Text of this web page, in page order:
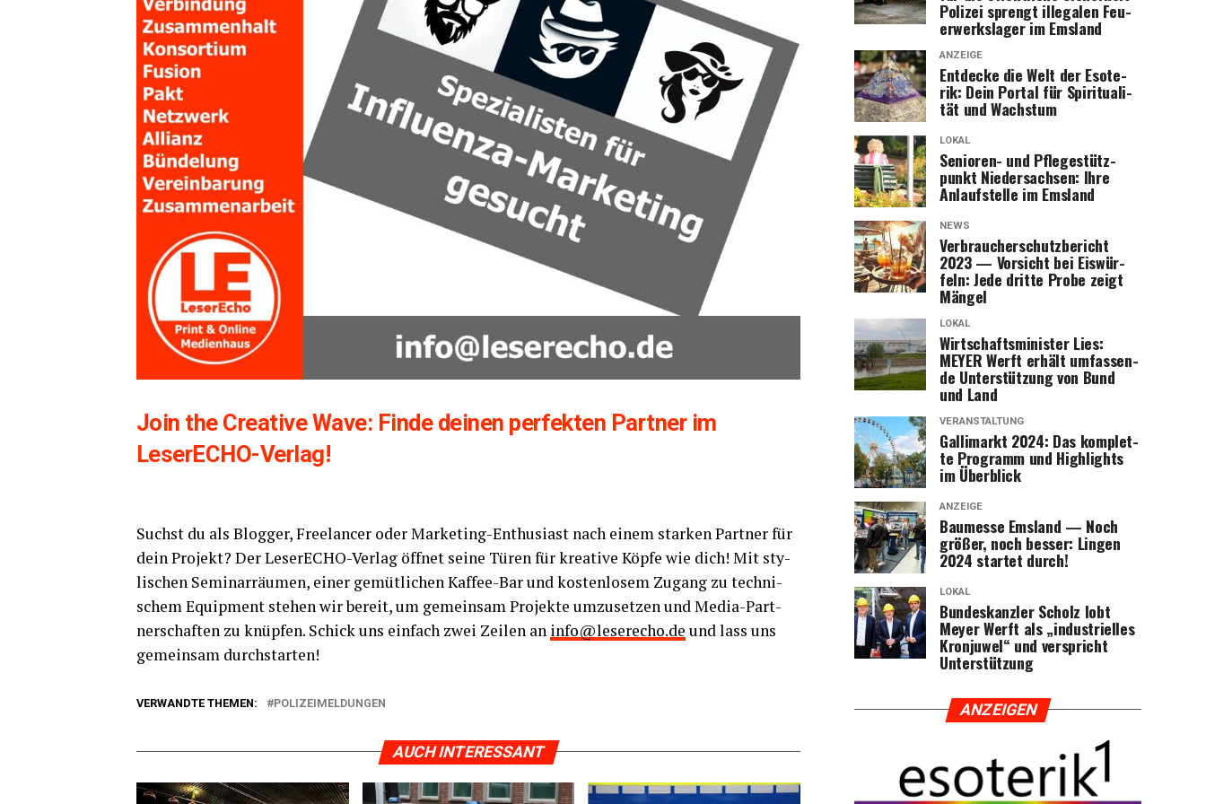
Join the Crea­ti­ve Wave: Fin­de dei­nen per­fek­ten Part­ner im
LeserECHO-Verlag!
Suchst du als Blog­ger, Free­lan­cer oder Mar­ke­ting-Enthu­si­ast nach einem star­ken Part­ner für
dein Pro­jekt? Der Lese­r­ECHO-Ver­lag öff­net sei­ne Türen für krea­ti­ve Köp­fe wie dich! Mit sty­
li­schen Semi­nar­räu­men, einer gemüt­li­chen Kaf­fee-Bar und kos­ten­lo­sem Zugang zu tech­ni­
schem Equip­ment ste­hen wir bereit, um gemein­sam Pro­jek­te umzu­set­zen und Media-Part­
ner­schaf­ten zu knüp­fen. Schick uns ein­fach zwei Zei­len an info@leserecho.de und lass uns
gemein­sam durchstarten!
VERWANDTE THEMEN: POLIZEIMELDUNGEN
AUCH INTERESSANT
Poli­zei sprengt ille­ga­len Feu­
er­werks­la­ger im Emsland
ANZEIGE
Ent­de­cke die Welt der Eso­te­
rik: Dein Por­tal für Spi­ri­tua­li­
tät und Wachstum
LOKAL
Senio­ren- und Pfle­ge­stütz­
punkt Nie­der­sach­sen: Ihre
Anlauf­stel­le im Emsland
NEWS
Ver­brau­cher­schutz­be­richt
2023 — Vor­sicht bei Eis­wür­
feln: Jede drit­te Pro­be zeigt
Mängel
LOKAL
Wirt­schafts­mi­nis­ter Lies:
MEYER Werft erhält umfas­sen­
de Unter­stüt­zung von Bund
und Land
VERANSTALTUNG
Gal­li­markt 2024: Das kom­plet­
te Pro­gramm und High­lights
im Überblick
ANZEIGE
Bau­mes­se Ems­land — Noch
grö­ßer, noch bes­ser: Lin­gen
2024 star­tet durch!
LOKAL
Bun­des­kanz­ler Scholz lobt
Mey­er Werft als „indus­tri­el­les
Kron­ju­wel“ und ver­spricht
Unterstützung
ANZEI­GEN